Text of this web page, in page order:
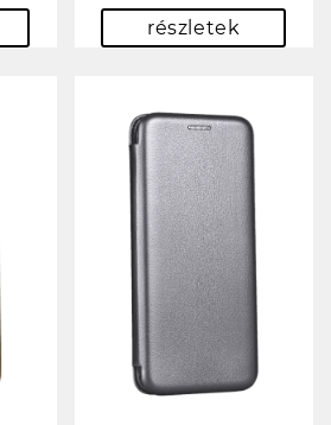
részletek